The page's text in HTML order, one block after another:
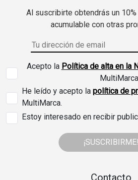
Al suscribirte obtendrás un
acumulable con otras
Acepto la Política de alta en la
MultiMarca
He leído y acepto la política de
MultiMarca.
Estoy interesado en recibir
¡SUSCRIBIRME!